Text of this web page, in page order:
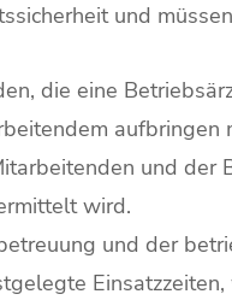
und
die eine
und der
wird.
und der